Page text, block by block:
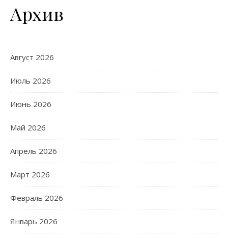
Архив
Август 2026
Июль 2026
Июнь 2026
Май 2026
Апрель 2026
Март 2026
Февраль 2026
Январь 2026